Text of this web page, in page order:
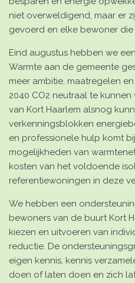
niet overweldigend, maar er
gevoerd en elke bewoner
Eind augustus hebben we een
Warmte aan de gemeente
meer ambitie, maatregelen
2040 CO2 neutraal te
van Kort Haarlem alsnog
verkenningsblokken
en professionele hulp komt
mogelijkheden van
kosten van het voldoende
referentiewoningen in deze
We hebben een
bewoners van de buurt Kort
kiezen en uitvoeren van
reductie. De
eigen kennis, kennis
doen of laten doen en zich